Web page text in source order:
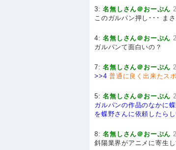
3:名無しさん＠おーぷん
このガルパン押し･･･ ま
4:名無しさん＠おーぷん
ガルパンて面白いの？
7:名無しさん＠おーぷん
>>4 普通に良く出来たス
5:名無しさん＠おーぷん
ガルパンの作品のなかに
を蝶野さんに依頼したら
8:名無しさん＠おーぷん
斜陽業界がアニメに寄生